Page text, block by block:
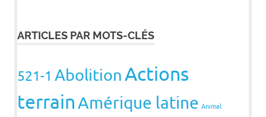
ARTICLES PAR MOTS-CLÉS
521-1 AbolitionActions
terrainAmérique latine Animal